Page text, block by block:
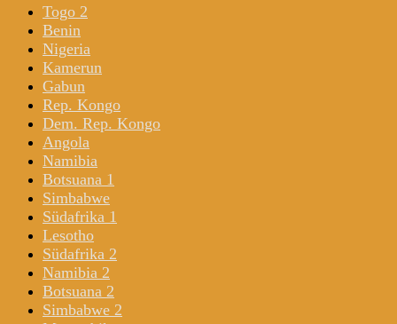
Togo 2
Benin
Nigeria
Kamerun
Gabun
Rep. Kongo
Dem. Rep. Kongo
Angola
Namibia
Botsuana 1
Simbabwe
Südafrika 1
Lesotho
Südafrika 2
Namibia 2
Botsuana 2
Simbabwe 2